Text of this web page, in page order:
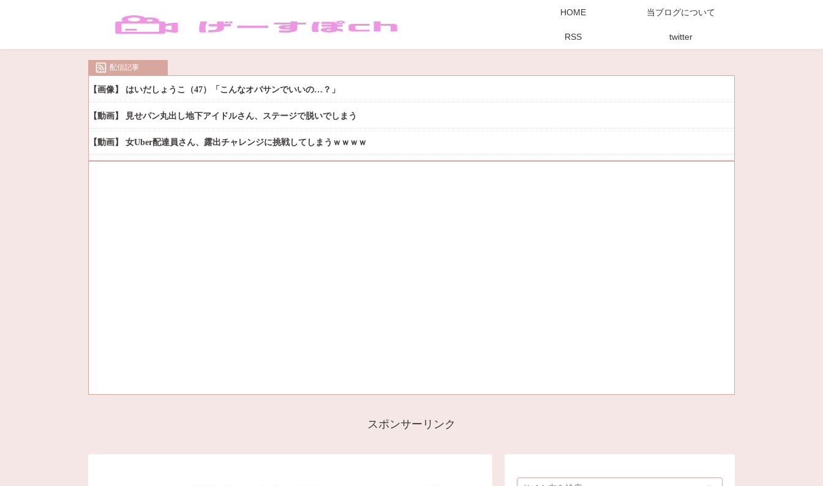
HOME 当ブログについて
RSS twitter
配信記事
【画像】 はいだしょうこ（47）「こんなオバサンでいいの…？」
【動画】 見せパン丸出し地下アイドルさん、ステージで脱いでしまう
【動画】 女Uber配達員さん、露出チャレンジに挑戦してしまうｗｗｗｗ
スポンサーリンク